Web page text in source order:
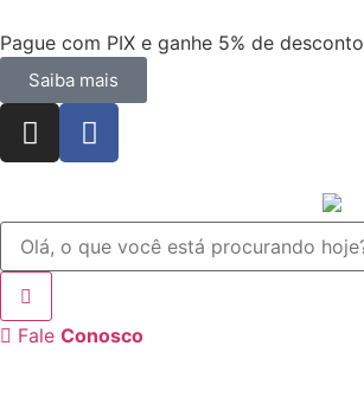
Pague com PIX e ganhe 5% de desconto
Saiba mais
Fale Conosco